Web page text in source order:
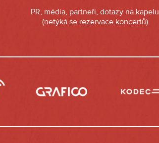
PR, média, partneři, dotazy na kapelu
(netýká se rezervace koncertů)